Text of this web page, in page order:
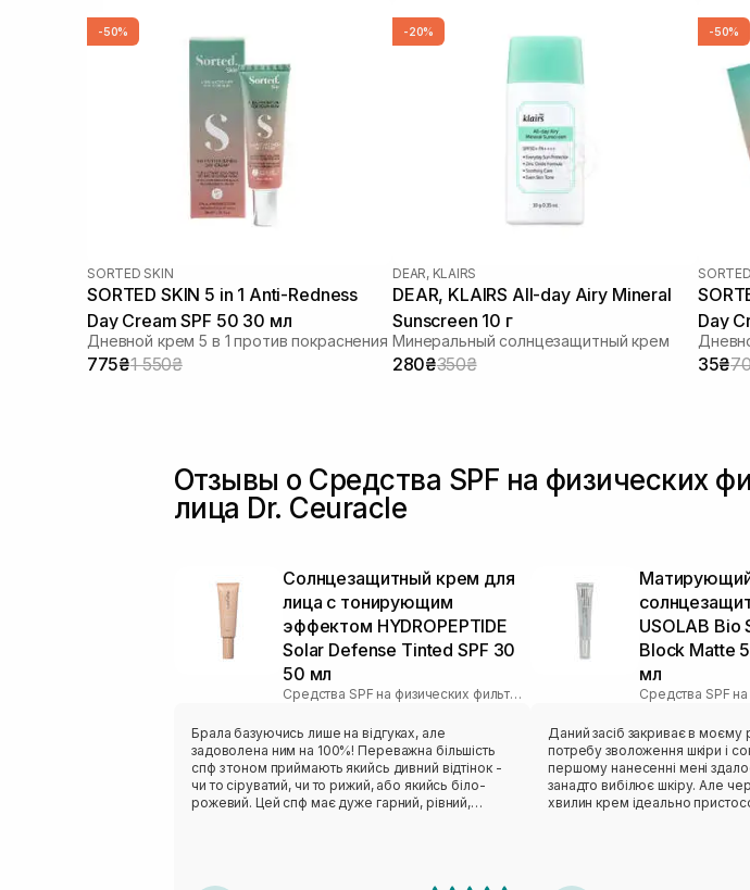
-50%
SORTED SKIN
SORTED SKIN 5 in 1 Anti-Redness
Day Cream SPF 50 30 мл
Дневной крем 5 в 1 против покраснения
775₴1 550₴
-20%
DEAR, KLAIRS
DEAR, KLAIRS All-day Airy Mineral
Sunscreen 10 г
Минеральный солнцезащитный крем
280₴350₴
-50%
Day
35₴
Отзывы о Средства SPF на физических
лица Dr. Ceuracle
Солнцезащитный крем для
лица с тонирующим
эффектом HYDROPEPTIDE
Solar Defense Tinted SPF 30
50 мл
Средства SPF на физических фильтрах
Брала базуючись лише на відгуках, але
задоволена ним на 100%! Переважна більшість
спф з тоном приймають якийсь дивний відтінок -
чи то сіруватий, чи то рижий, або якийсь біло-
рожевий. Цей спф має дуже гарний, рівний,
USOLAB Bio
Block Matte
мл
Даний засіб закриває в моєму ранковому догляді
потребу зволоження шкіри і
першому нанесенні мені
занадто вибілює шкіру. Але
хвилин крем ідеально